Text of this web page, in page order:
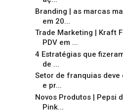
Branding | as marcas
em 20...
Trade Marketing | Kraft
PDV em ...
4 Estratégias que
de ...
Setor de franquias deve
e pr...
Novos Produtos | Pepsi
Pink...